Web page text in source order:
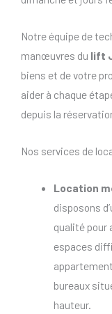
Notre équipe de
manœuvres du lift
biens et de votre
aider à chaque
depuis la
Nos services de
Location
disposons
qualité pour
espaces
bureaux
hauteur.